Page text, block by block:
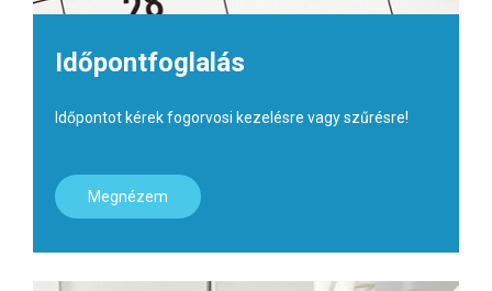
Időpontfoglalás
Időpontot kérek fogorvosi kezelésre vagy szűrésre!
Megnézem